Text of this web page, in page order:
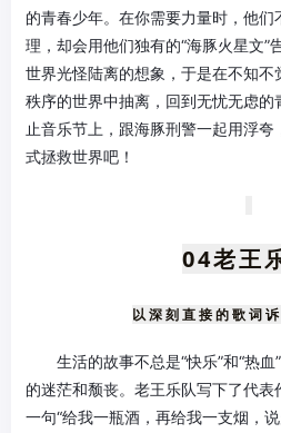
的青春少年。在你需要力量时，他
理，却会用他们独有的“海豚火星文”
世界光怪陆离的想象，于是在不知
秩序的世界中抽离，回到无忧无虑
止音乐节上，跟海豚刑警一起用浮
式拯救世界吧！
04老王
以深刻直接的歌词
生活的故事不总是“快乐”和“热
的迷茫和颓丧。老王乐队写下了代表
一句“给我一瓶酒，再给我一支烟，